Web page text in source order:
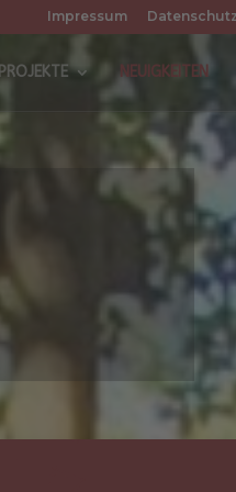
Impressum
PROJEKTE NEUIGKEITEN